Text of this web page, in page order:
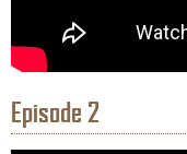
Episode 2